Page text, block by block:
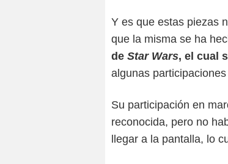
Y es que estas piezas
que la misma se ha
de Star Wars, el cual
algunas
Su participación en
reconocida, pero no
llegar a la pantalla, lo